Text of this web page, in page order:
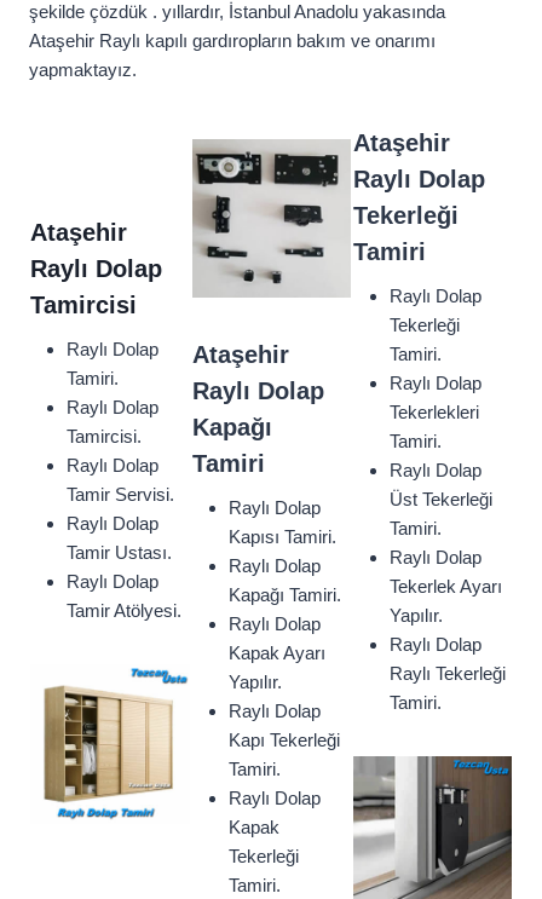
şekilde çözdük . yıllardır, İstanbul Anadolu yakasında
Ataşehir Raylı kapılı gardıropların bakım ve onarımı
yapmaktayız.
Ataşehir
Raylı Dolap
Tamircisi
Raylı Dolap
Tamiri.
Raylı Dolap
Tamircisi.
Raylı Dolap
Tamir Servisi.
Raylı Dolap
Tamir Ustası.
Raylı Dolap
Tamir Atölyesi.
Ataşehir
Raylı Dolap
Kapağı
Tamiri
Raylı Dolap
Kapısı Tamiri.
Raylı Dolap
Kapağı Tamiri.
Raylı Dolap
Kapak Ayarı
Yapılır.
Raylı Dolap
Kapı Tekerleği
Tamiri.
Raylı Dolap
Kapak
Tekerleği
Tamiri.
Ataşehir
Raylı Dolap
Tekerleği
Tamiri
Raylı Dolap
Tekerleği
Tamiri.
Raylı Dolap
Tekerlekleri
Tamiri.
Raylı Dolap
Üst Tekerleği
Tamiri.
Raylı Dolap
Tekerlek Ayarı
Yapılır.
Raylı Dolap
Raylı Tekerleği
Tamiri.